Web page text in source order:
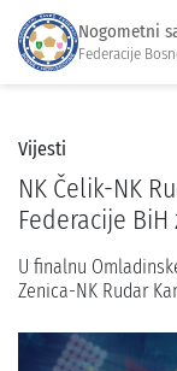
Nogometni
Federacije
Vijesti
NK Čelik-NK
Federacije
U finalnu
Zenica-NK Rudar